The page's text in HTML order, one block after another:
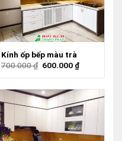
Kính ốp bếp màu trà
700.000₫ 600.000 ₫